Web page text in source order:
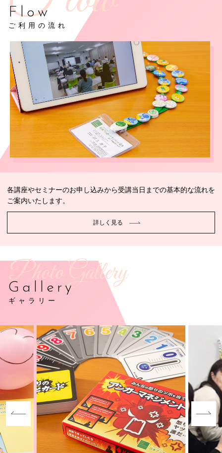
Flow
ご利用の流れ
各講座やセミナーのお申し込みから受講当日までの基本的な流れを
ご案内いたします。
詳しく見る
Photo Gallery
Gallery
ギャラリー